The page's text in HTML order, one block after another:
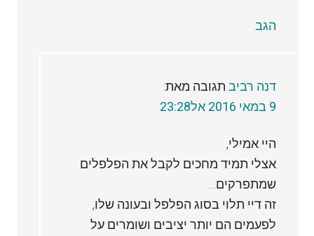
הגב
דנה רביב תגובה מאת:
9 במאי 2016 אל23:28
היי אמילי,
אצלי תמיד מחכים לקבל את הפלפלים
שמתפרקים…
זה דיי תלוי בסוג הפלפל ובעונה שלו,
לפעמים הם יותר יציבים ושומרים על